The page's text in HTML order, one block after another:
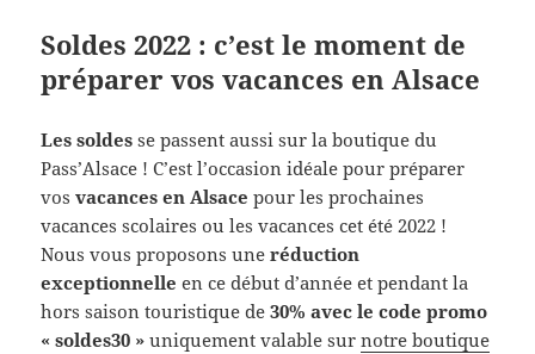
Soldes 2022 : c’est le moment de
préparer vos vacances en Alsace
Les soldes se passent aussi sur la boutique du
Pass’Alsace ! C’est l’occasion idéale pour préparer
vosvacances en Alsace pour les prochaines
vacances scolaires ou les vacances cet été 2022 !
Nous vous proposons uneréduction
exceptionnelle en ce début d’année et pendant la
hors saison touristique de30% avec le code promo
« soldes30 » uniquement valable surnotre boutique